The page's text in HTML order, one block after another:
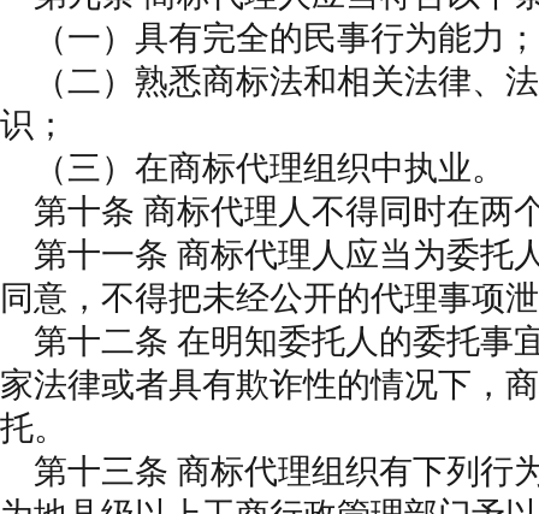
（一）具有完全的民事行为能力；
（二）熟悉商标法和相关法律、
识；
（三）在商标代理组织中执业。
第十条 商标代理人不得同时在两
第十一条 商标代理人应当为委托
同意，不得把未经公开的代理事项
第十二条 在明知委托人的委托事
家法律或者具有欺诈性的情况下，
托。
第十三条 商标代理组织有下列行